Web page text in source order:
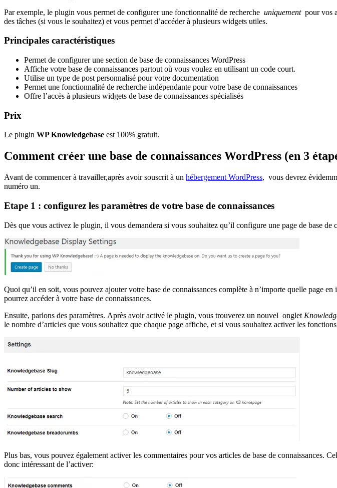
Par exemple, le plugin vous permet de configurer une fonctionnalité de recherche uniquement pour vos
des tâches (si vous le souhaitez) et vous permet d’accéder à plusieurs widgets utiles.
Principales caractéristiques
Permet de configurer une section de base de connaissances WordPress
Affiche votre base de connaissances partout où vous voulez en utilisant un code court.
Utilise un type de post personnalisé pour votre documentation
Permet une fonctionnalité de recherche indépendante pour votre base de connaissances
Offre l’accès à plusieurs widgets de base de connaissances spécialisés
Prix
Le plugin WP Knowledgebase est 100% gratuit.
Comment créer une base de connaissances WordPress (en 3
Avant de commencer à travailler,après avoir souscrit à un hébergement WordPress, vous devrez
numéro un.
Etape 1 : configurez les paramètres de votre base de connaissances
Dès que vous activez le plugin, il vous demandera si vous souhaitez qu’il configure une page de base
Quoi qu’il en soit, vous pouvez ajouter votre base de connaissances complète à n’importe quelle page
pourrez accéder à votre base de connaissances.
Ensuite, parlons des paramètres. Après avoir activé le plugin, vous trouverez un nouvel onglet
le nombre d’articles que vous souhaitez que chaque page affiche, et si vous souhaitez activer les
Plus bas, vous pouvez également activer les commentaires pour vos articles de base de connaissances.
donc intéressant de l’activer: